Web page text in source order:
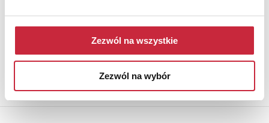
Zezwól na wszystkie
Zezwól na wybór
Aby otrzymywać informacje o nowych aukcjach, prosimy podać
adres e-mail